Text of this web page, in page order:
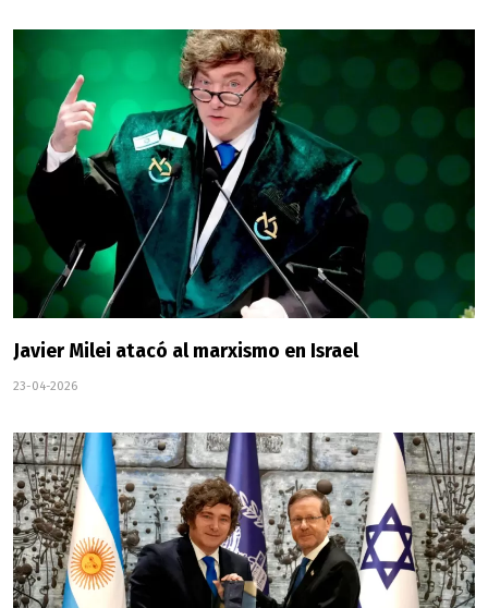
Javier Milei atacó al marxismo en Israel
23-04-2026